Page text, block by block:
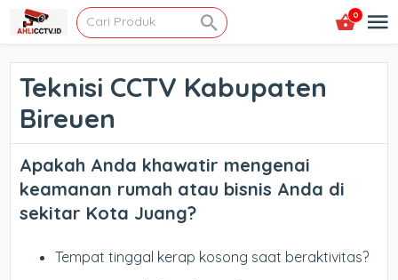
0
Teknisi CCTV Kabupaten
Bireuen
Apakah Anda khawatir mengenai
keamanan rumah atau bisnis Anda di
sekitar Kota Juang?
Tempat tinggal kerap kosong saat beraktivitas?